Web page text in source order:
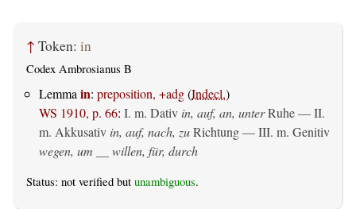
↑ Token: in
Codex Ambrosianus B
Lemma in: preposition, +adg(Indecl.)
WS 1910, p. 66: I. m. Dativ in, auf, an, unterRuhe — II.
m. Akkusativ in, auf, nach, zuRichtung — III. m. Genitiv
wegen, um __ willen, für, durch
Status: not verified but unambiguous.